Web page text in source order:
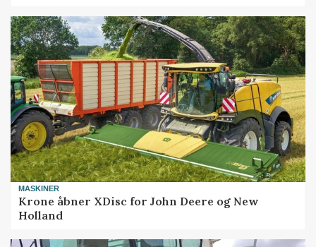
MASKINER
Krone åbner XDisc for John Deere og New
Holland